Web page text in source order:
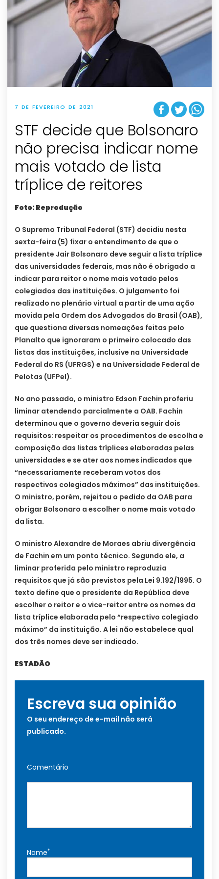
7 DE FEVEREIRO DE 2021
STF decide que Bolsonaro
não precisa indicar nome
mais votado de lista
tríplice de reitores
Foto: Reprodução
O Supremo Tribunal Federal (STF) decidiu nesta
sexta-feira (5) fixar o entendimento de que o
presidente Jair Bolsonaro deve seguir a lista tríplice
das universidades federais, mas não é obrigado a
indicar para reitor o nome mais votado pelos
colegiados das instituições. O julgamento foi
realizado no plenário virtual a partir de uma ação
movida pela Ordem dos Advogados do Brasil (OAB),
que questiona diversas nomeações feitas pelo
Planalto que ignoraram o primeiro colocado das
listas das instituições, inclusive na Universidade
Federal do RS (UFRGS) e na Universidade Federal de
Pelotas (UFPel).
No ano passado, o ministro Edson Fachin proferiu
liminar atendendo parcialmente a OAB. Fachin
determinou que o governo deveria seguir dois
requisitos: respeitar os procedimentos de escolha e
composição das listas tríplices elaboradas pelas
universidades e se ater aos nomes indicados que
“necessariamente receberam votos dos
respectivos colegiados máximos” das instituições.
O ministro, porém, rejeitou o pedido da OAB para
obrigar Bolsonaro a escolher o nome mais votado
da lista.
O ministro Alexandre de Moraes abriu divergência
de Fachin em um ponto técnico. Segundo ele, a
liminar proferida pelo ministro reproduzia
requisitos que já são previstos pela Lei 9.192/1995. O
texto define que o presidente da República deve
escolher o reitor e o vice-reitor entre os nomes da
lista tríplice elaborada pelo “respectivo colegiado
máximo” da instituição. A lei não estabelece qual
dos três nomes deve ser indicado.
ESTADÃO
Escreva sua opinião
O seu endereço de e-mail não será
publicado.
Comentário
Nome*